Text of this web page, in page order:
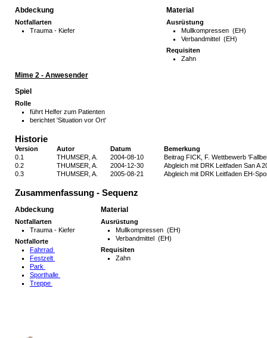
Abdeckung
Notfallarten
Trauma - Kiefer
Material
Ausrüstung
Mullkompressen (EH)
Verbandmittel (EH)
Requisiten
Zahn
Mime 2 - Anwesender
Spiel
Rolle
führt Helfer zum Patienten
berichtet 'Situation vor Ort'
Historie
Version Autor Datum
Bemerkung
0.1
THUMSER, A. 2004-08-10
Beitrag FICK, F. Wettbewerb
0.2
THUMSER, A. 2004-12-30
Abgleich mit DRK Leitfaden San A
0.3
THUMSER, A. 2005-08-21 Abgleich mit DRK Leitfaden EH-
Zusammenfassung - Sequenz
Abdeckung
Notfallarten
Trauma - Kiefer
Notfallorte
Fahrrad
Festzelt
Park
Sporthalle
Treppe
Material
Ausrüstung
Mullkompressen (EH)
Verbandmittel (EH)
Requisiten
Zahn